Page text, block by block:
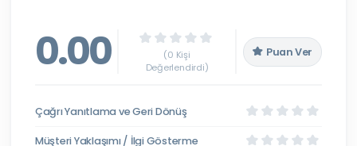
0.00
(0 Kişi
Değerlendirdi)
Puan Ver
Çağrı Yanıtlama ve Geri Dönüş
Müşteri Yaklaşımı / İlgi Gösterme